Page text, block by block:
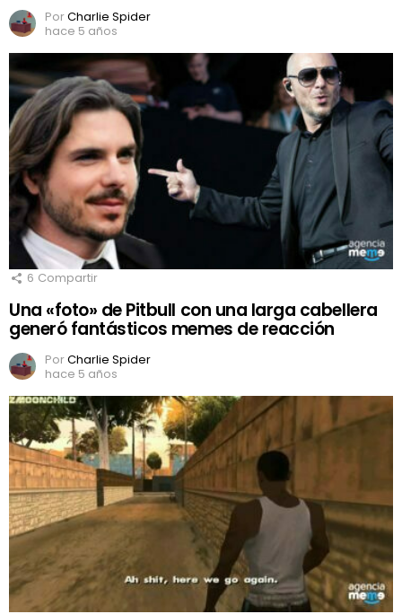
PorCharlie Spider
hace 5 años
6 Compartir
Una «foto» de Pitbull con una larga cabellera
generó fantásticos memes de reacción
PorCharlie Spider
hace 5 años